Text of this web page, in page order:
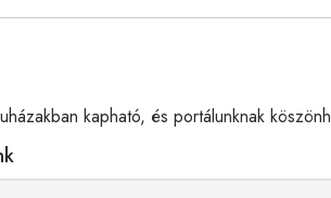
kapható, és portálunknak